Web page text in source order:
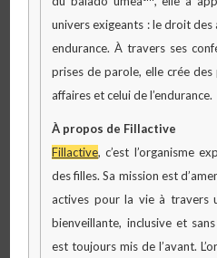
univers exigeants : le droit
endurance. À travers ses
prises de parole, elle crée
affaires et celui de l’endurance.
À propos de Fillactive
Fillactive, c’est l’organisme
des filles. Sa mission est
actives pour la vie à travers
bienveillante, inclusive et
est toujours mis de l’avant.